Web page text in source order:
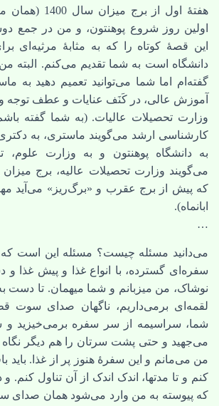
هفتۀ اول از برج
اولین روز شروع پوهنتون، و من در جمع
این قصۀ کوتاه را که به مثابۀ مرثیه‌ای
دانشگاه است به شما تقدیم می‌کنم. البته
گفته‌ام اما شما می‌توانید تعمیم دهید به
آموزش عالی، در کَنَف عنایات و عطف توجه
وزارت تحصیلات عالیات. (به شما گفته
کارشناسی ارشد می‌گویند ماستری، به
به دانشگاه پوهنتون و به وزارت علوم،
می‌گویند وزارت تحصیلات عالیه، برج
که پیش از برج عقرب و «برگ‌ریز» می‌آید
ابانماه).
…
می‌دانید مسئله چیست؟ مسئله این است
سفره‌ای گسترده، با انواع غذا و پیش غذا و
نوشاک، من میزبانم و شما میهمان. تا دست
لقمه‌ای برمی‌داریم، ناگهان صدای سوت
شما، سراسیمه از سر سفره برمی‌خیزید و
می‌جهید و حتی پشت سرتان را هم دیگر نگاه
من می‌مانم و این سفرۀ هنوز پر از غذا. باید
کنم و تا مدتها، اندک اندک از آن تناول کنم.
که پیوسته به من وارد می‌شود همان